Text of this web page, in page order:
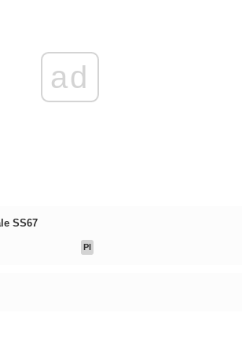
ad
SS67
PI